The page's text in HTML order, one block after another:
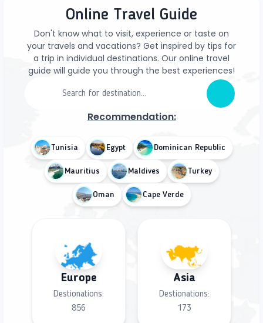
Online Travel Guide
Don't know what to visit, experience or taste on
your travels and vacations? Get inspired by tips for
a trip in individual destinations. Our online travel
guide will guide you through the best experiences!
Recommendation:
Tunisia Egypt Dominican Republic
Mauritius Maldives Turkey
Oman Cape Verde
Europe
Destionations:
856
Asia
Destionations:
173